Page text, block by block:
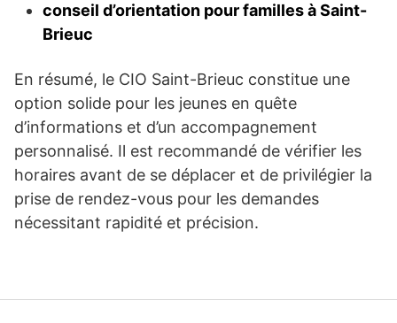
conseil d’orientation pour familles à Saint-
Brieuc
En résumé, le CIO Saint-Brieuc constitue une
option solide pour les jeunes en quête
d’informations et d’un accompagnement
personnalisé. Il est recommandé de vérifier les
horaires avant de se déplacer et de privilégier la
prise de rendez-vous pour les demandes
nécessitant rapidité et précision.